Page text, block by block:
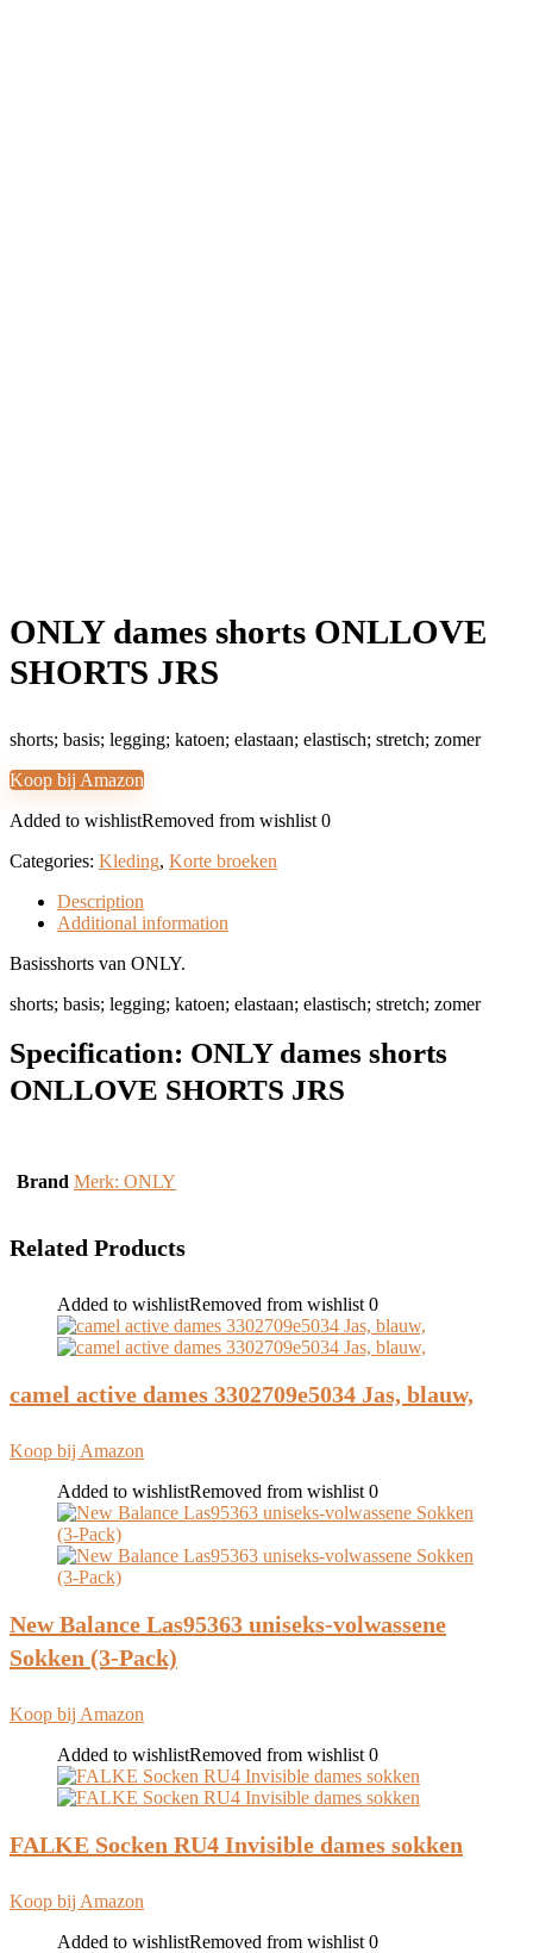
ONLY dames shorts ONLLOVE
SHORTS JRS
shorts; basis; legging; katoen; elastaan; elastisch; stretch; zomer
Koop bij Amazon
Added to wishlistRemoved from wishlist 0
Categories: Kleding, Korte broeken
Description
Additional information
Basisshorts van ONLY.
shorts; basis; legging; katoen; elastaan; elastisch; stretch; zomer
Specification: ONLY dames shorts
ONLLOVE SHORTS JRS
Brand Merk: ONLY
Related Products
Added to wishlistRemoved from wishlist 0
camel active dames 3302709e5034 Jas, blauw,
Koop bij Amazon
Added to wishlistRemoved from wishlist 0
New Balance Las95363 uniseks-volwassene
Sokken (3-Pack)
Koop bij Amazon
Added to wishlistRemoved from wishlist 0
FALKE Socken RU4 Invisible dames sokken
Koop bij Amazon
Added to wishlistRemoved from wishlist 0